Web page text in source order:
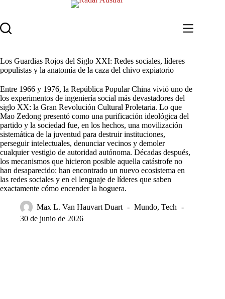
contenido
Los Guardias Rojos del Siglo XXI: Redes sociales, líderes
populistas y la anatomía de la caza del chivo expiatorio
Entre 1966 y 1976, la República Popular China vivió uno de
los experimentos de ingeniería social más devastadores del
siglo XX: la Gran Revolución Cultural Proletaria. Lo que
Mao Zedong presentó como una purificación ideológica del
partido y la sociedad fue, en los hechos, una movilización
sistemática de la juventud para destruir instituciones,
perseguir intelectuales, denunciar vecinos y demoler
cualquier vestigio de autoridad autónoma. Décadas después,
los mecanismos que hicieron posible aquella catástrofe no
han desaparecido: han encontrado un nuevo ecosistema en
las redes sociales y en el lenguaje de líderes que saben
exactamente cómo encender la hoguera.
Max L. Van Hauvart Duart Mundo, Tech
30 de junio de 2026